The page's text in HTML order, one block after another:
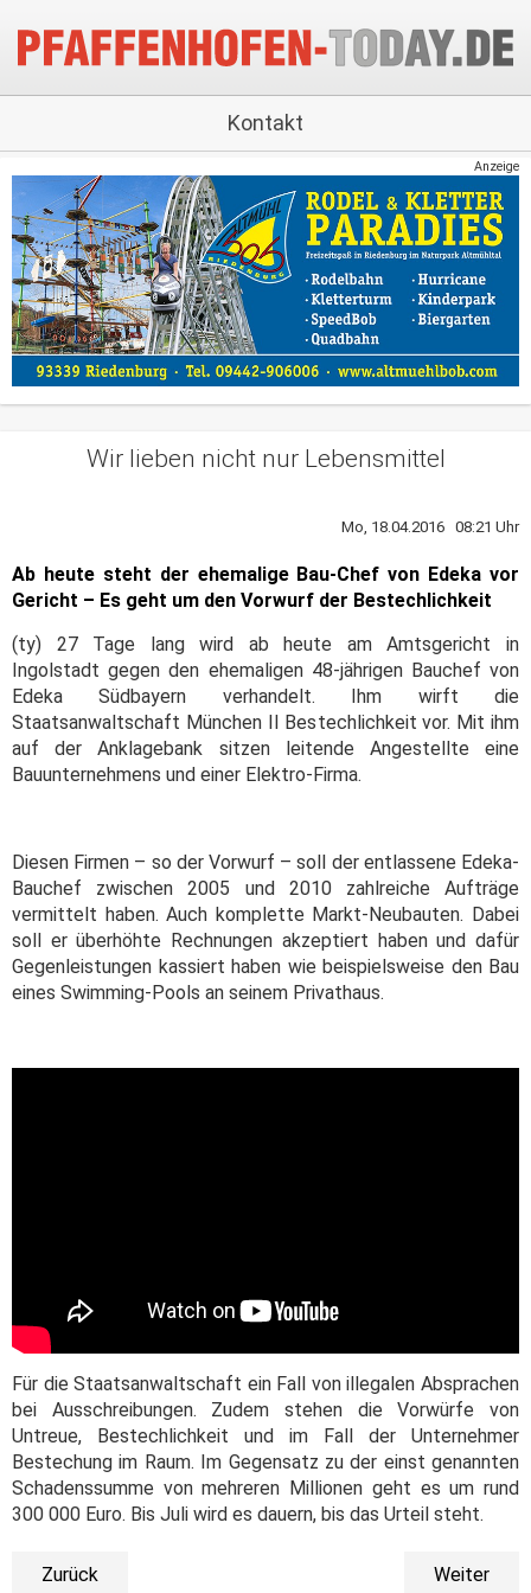
Kontakt
Anzeige
Wir lieben nicht nur Lebensmittel
Mo, 18.04.2016 08:21 Uhr
Ab heute steht der ehemalige Bau-Chef von Edeka vor
Gericht – Es geht um den Vorwurf der Bestechlichkeit
(ty) 27 Tage lang wird ab heute am Amtsgericht in
Ingolstadt gegen den ehemaligen 48-jährigen Bauchef von
Edeka Südbayern verhandelt. Ihm wirft die
Staatsanwaltschaft München II Bestechlichkeit vor. Mit ihm
auf der Anklagebank sitzen leitende Angestellte eine
Bauunternehmens und einer Elektro-Firma.
Diesen Firmen – so der Vorwurf – soll der entlassene Edeka-
Bauchef zwischen 2005 und 2010 zahlreiche Aufträge
vermittelt haben. Auch komplette Markt-Neubauten. Dabei
soll er überhöhte Rechnungen akzeptiert haben und dafür
Gegenleistungen kassiert haben wie beispielsweise den Bau
eines Swimming-Pools an seinem Privathaus.
Für die Staatsanwaltschaft ein Fall von illegalen Absprachen
bei Ausschreibungen. Zudem stehen die Vorwürfe von
Untreue, Bestechlichkeit und im Fall der Unternehmer
Bestechung im Raum. Im Gegensatz zu der einst genannten
Schadenssumme von mehreren Millionen geht es um rund
300 000 Euro. Bis Juli wird es dauern, bis das Urteil steht.
Zurück Weiter